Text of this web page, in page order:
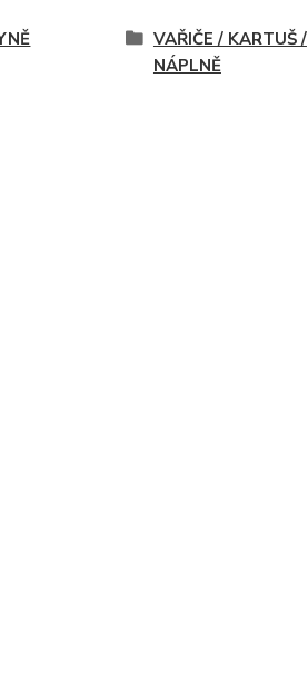
VAŘIČE / KARTUŠ /
NÁPLNĚ